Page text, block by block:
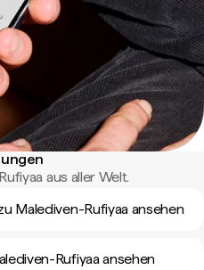
aus aller Welt.
Malediven-Rufiyaa ansehen
Rufiyaa ansehen